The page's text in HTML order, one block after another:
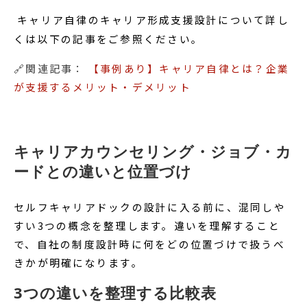
キャリア自律のキャリア形成支援設計について詳し
くは以下の記事をご参照ください。
🔗関連記事：
【事例あり】キャリア自律とは？企業
が支援するメリット・デメリット
キャリアカウンセリング・ジョブ・カ
ードとの違いと位置づけ
セルフキャリアドックの設計に入る前に、混同しや
すい3つの概念を整理します。違いを理解すること
で、自社の制度設計時に何をどの位置づけで扱うべ
きかが明確になります。
3つの違いを整理する比較表